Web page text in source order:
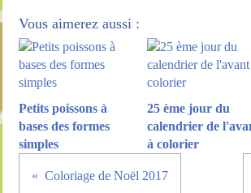
Vous aimerez aussi :
Petits poissons à
bases des formes
simples
25 ème jour du
calendrier de
à colorier
Coloriage de Noël 2017